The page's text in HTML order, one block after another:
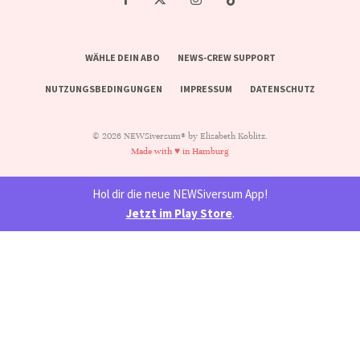
WÄHLE DEIN ABO NEWS-CREW SUPPORT
NUTZUNGSBEDINGUNGEN IMPRESSUM DATENSCHUTZ
© 2026 NEWSiversum® by Elisabeth Koblitz.
Made with ♥ in Hamburg
Hol dir die neue NEWSiversum App!
Jetzt im Play Store.